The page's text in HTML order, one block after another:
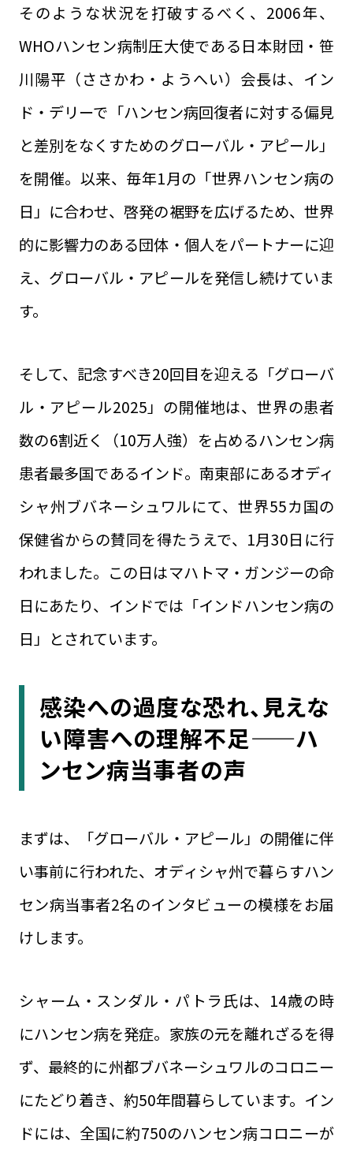
そのような状況を打破するべく、2006年、
WHOハンセン病制圧大使である日本財団・笹
川陽平（ささかわ・ようへい）会長は、イン
ド・デリーで「ハンセン病回復者に対する偏見
と差別をなくすためのグローバル・アピール」
を開催。以来、毎年1月の「世界ハンセン病の
日」に合わせ、啓発の裾野を広げるため、世界
的に影響力のある団体・個人をパートナーに迎
え、グローバル・アピールを発信し続けていま
す。
そして、記念すべき20回目を迎える「グローバ
ル・アピール2025」の開催地は、世界の患者
数の6割近く（10万人強）を占めるハンセン病
患者最多国であるインド。南東部にあるオディ
シャ州ブバネーシュワルにて、世界55カ国の
保健省からの賛同を得たうえで、1月30日に行
われました。この日はマハトマ・ガンジーの命
日にあたり、インドでは「インドハンセン病の
日」とされています。
感染への過度な恐れ、見えな
い障害への理解不足——ハ
ンセン病当事者の声
まずは、「グローバル・アピール」の開催に伴
い事前に行われた、オディシャ州で暮らすハン
セン病当事者2名のインタビューの模様をお届
けします。
シャーム・スンダル・パトラ氏は、14歳の時
にハンセン病を発症。家族の元を離れざるを得
ず、最終的に州都ブバネーシュワルのコロニー
にたどり着き、約50年間暮らしています。イン
ドには、全国に約750のハンセン病コロニーが